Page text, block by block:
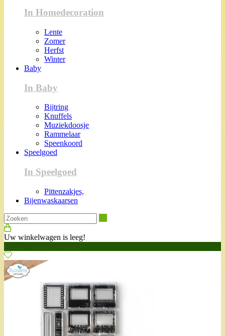
In Homedecoration
Lente
Zomer
Herfst
Winter
Baby
In Baby
Bijtring
Knuffels
Muziekdoosje
Rammelaar
Speenkoord
Speelgoed
In Speelgoed
Pittenzakjes,
Bijenwaskaarsen
Uw winkelwagen is leeg!
Home
Stamps Framed